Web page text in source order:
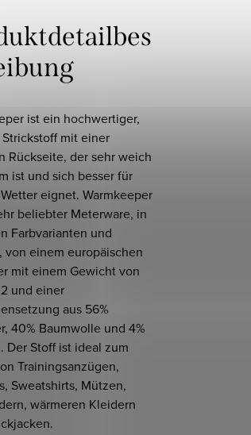
ist ein hochwertiger,
mit einer
Rückseite, der sehr weich
ist und sich besser für
eignet. Warmkeeper
beliebter Meterware, in
Farbvarianten und
von einem europäischen
mit einem Gewicht von
und einer
aus 56%
40% Baumwolle und 4%
Der Stoff ist ideal zum
Trainingsanzügen,
Sweatshirts, Mützen,
wärmeren Kleidern